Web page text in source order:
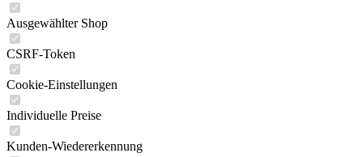
Ausgewählter Shop
CSRF-Token
Cookie-Einstellungen
Individuelle Preise
Kunden-Wiedererkennung